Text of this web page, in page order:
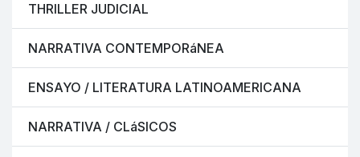
THRILLER JUDICIAL
NARRATIVA CONTEMPORáNEA
ENSAYO / LITERATURA LATINOAMERICANA
NARRATIVA / CLáSICOS